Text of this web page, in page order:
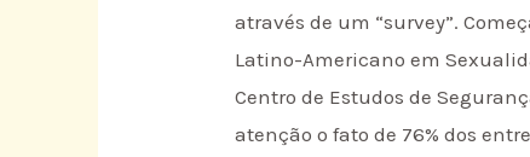
através de um “survey”.
Latino-Americano em
Centro de Estudos de
atenção o fato de 76% dos